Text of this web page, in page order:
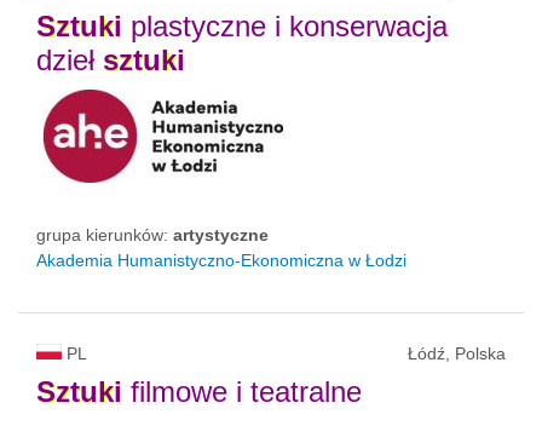
status uczelni
Sztuki plastyczne i konserwacja
dzieł sztuki
grupa kierunków: artystyczne
Akademia Humanistyczno-Ekonomiczna w Łodzi
PL Łódź, Polska
Sztuki filmowe i teatralne